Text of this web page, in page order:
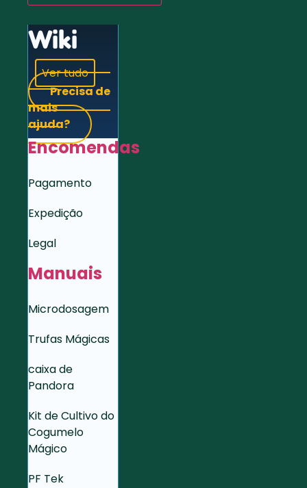
Wiki
Ver tudo
Precisa de
mais
ajuda?
Encomendas
Pagamento
Expedição
Legal
Manuais
Microdosagem
Trufas Mágicas
caixa de
Pandora
Kit de Cultivo do
Cogumelo
Mágico
PF Tek